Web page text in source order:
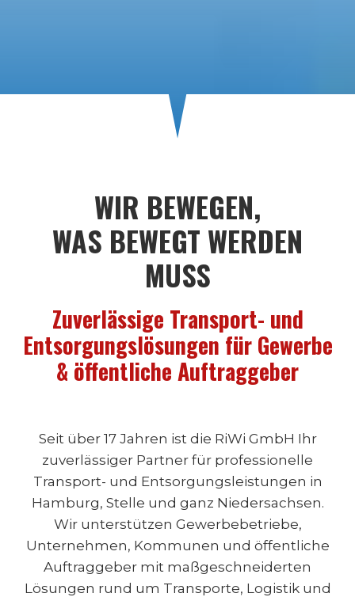
WIR BEWEGEN,
WAS BEWEGT WERDEN
MUSS
Zuverlässige Transport- und
Entsorgungslösungen für Gewerbe
& öffentliche Auftraggeber
Seit über 17 Jahren ist die RiWi GmbH Ihr
zuverlässiger Partner für professionelle
Transport- und Entsorgungsleistungen in
Hamburg, Stelle und ganz Niedersachsen.
Wir unterstützen Gewerbebetriebe,
Unternehmen, Kommunen und öffentliche
Auftraggeber mit maßgeschneiderten
Lösungen rund um Transporte, Logistik und